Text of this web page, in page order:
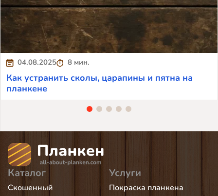
04.08.2025 8 мин.
Как устранить сколы, царапины и пятна на
планкене
Каталог
Скошенный
Услуги
Покраска планкена